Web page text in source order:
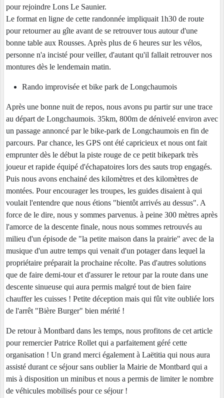
pour rejoindre Lons Le Saunier.
Le format en ligne de cette randonnée impliquait 1h30 de route
pour retourner au gîte avant de se retrouver tous autour d'une
bonne table aux Rousses. Après plus de 6 heures sur les vélos,
personne n'a incisté pour veiller, d'autant qu'il fallait retrouver nos
montures dès le lendemain matin.
Rando improvisée et bike park de Longchaumois
Après une bonne nuit de repos, nous avons pu partir sur une trace
au départ de Longchaumois. 35km, 800m de dénivelé environ avec
un passage annoncé par le bike-park de Longchaumois en fin de
parcours. Par chance, les GPS ont été capricieux et nous ont fait
emprunter dès le début la piste rouge de ce petit bikepark très
joueur et rapide équipé d'échapatoires lors des sauts trop engagés.
Puis nous avons enchainé des kilomètres et des kilomètres de
montées. Pour encourager les troupes, les guides disaient à qui
voulait l'entendre que nous étions "bientôt arrivés au dessus". A
force de le dire, nous y sommes parvenus. à peine 300 mètres après
l'amorce de la descente finale, nous nous sommes retrouvés au
milieu d'un épisode de "la petite maison dans la prairie" avec de la
musique d'un autre temps qui venait d'un potager dans lequel la
propriétaire préparait la prochaine récolte. Pas d'autres solutions
que de faire demi-tour et d'assurer le retour par la route dans une
descente sinueuse qui aura permis malgré tout de bien faire
chauffer les cuisses ! Petite déception mais qui fût vite oubliée lors
de l'arrêt "Bière Burger" bien mérité !
De retour à Montbard dans les temps, nous profitons de cet article
pour remercier Patrice Rollet qui a parfaitement géré cette
organisation ! Un grand merci également à Laëtitia qui nous aura
assisté durant ce séjour sans oublier la Mairie de Montbard qui a
mis à disposition un minibus et nous a permis de limiter le nombre
de véhicules mobilisés pour ce séjour !